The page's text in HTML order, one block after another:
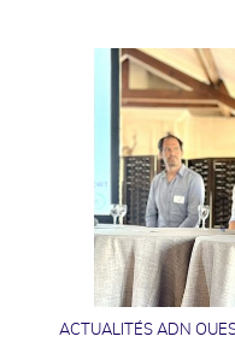
ACTUALITÉS ADN